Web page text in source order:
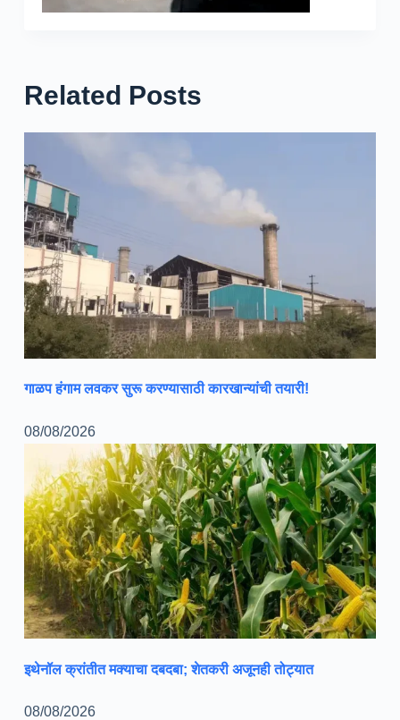
Related Posts
गाळप हंगाम लवकर सुरू करण्यासाठी कारखान्यांची तयारी!
08/08/2026
इथेनॉल क्रांतीत मक्याचा दबदबा; शेतकरी अजूनही तोट्यात
08/08/2026